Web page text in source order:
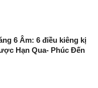
6 Âm: 6 điều kiêng kị
Hạn Qua- Phúc Đến